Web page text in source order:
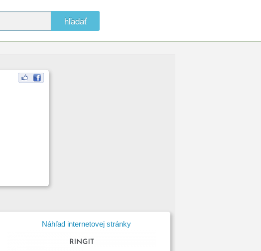
hľadať
Náhľad internetovej stránky